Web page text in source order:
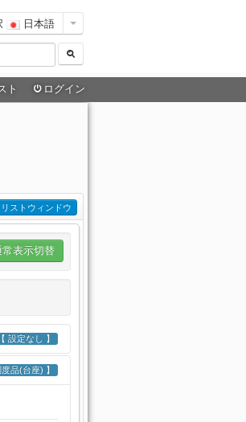
日本語
ト ログイン
ストウィンドウ
常表示切替
設定なし 】
品(台座) 】